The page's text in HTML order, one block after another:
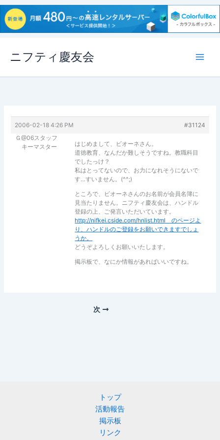
ス
ニフティ慶友会
2006-02-18 4:26 PM
#31124
Ｇ@06スタッフ
キーマスター
はじめまして、ビオーネさん。
道徳教育、なんだか難しそうですね。教職科目
でしたっけ？
私はとってないので、お力になれそうにないで
す…すいません。(^^;)
ところで、ビオーネさんのお名前が会員名簿に
見当たりません。ニフティ慶友会は、ハンドル
登録の上、ご発言いただいています。
http://nifkei.cside.com/hnlist.html のページよ
り、ハンドルのご登録をお願いできますでしょ
うか。
どうぞよろしくお願いいたします。
掲示板で、なにか情報があればいいですね。
次
トップ
活動報告
掲示板
リンク